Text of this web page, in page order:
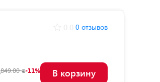
0 отзывов
849.00 -11% В корзину